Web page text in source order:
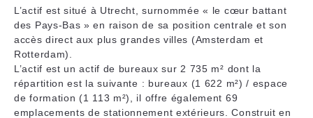
L’actif est situé à Utrecht, surnommée « le cœur battant
des Pays-Bas » en raison de sa position centrale et son
accès direct aux plus grandes villes (Amsterdam et
Rotterdam).
L’actif est un actif de bureaux sur 2 735 m² dont la
répartition est la suivante : bureaux (1 622 m²) / espace
de formation (1 113 m²), il offre également 69
emplacements de stationnement extérieurs. Construit en